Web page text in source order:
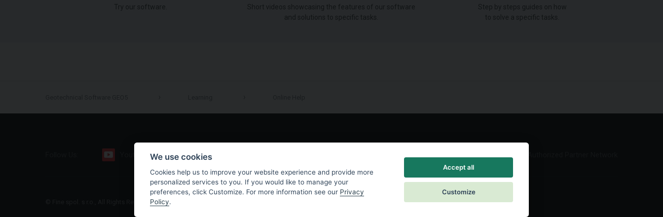
Facebook
© Fine spol. s r.o., All Rights Reserved |Sitemap
We use cookies
Cookies help us to improve your website experience and provide more
personalized services to you. If you would like to manage your
preferences, click Customize. For more information see our Privacy
Policy.
Accept all
Customize